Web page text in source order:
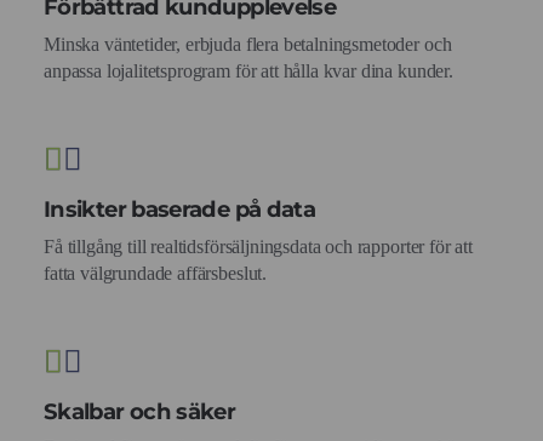
Förbättrad kundupplevelse
Minska väntetider, erbjuda flera betalningsmetoder och
anpassa lojalitetsprogram för att hålla kvar dina kunder.
Insikter baserade på data
Få tillgång till realtidsförsäljningsdata och rapporter för att
fatta välgrundade affärsbeslut.
Skalbar och säker